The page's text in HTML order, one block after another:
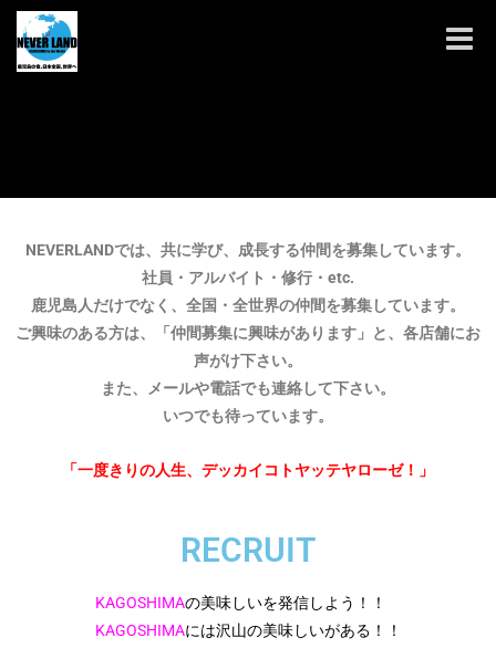
Toggle
NEVERLANDでは、共に学び、成長する仲間を募集しています。
社員・アルバイト・修行・etc.
鹿児島人だけでなく、全国・全世界の仲間を募集しています。
ご興味のある方は、「仲間募集に興味があります」と、各店舗にお
声がけ下さい。
また、メールや電話でも連絡して下さい。
いつでも待っています。
「一度きりの人生、デッカイコトヤッテヤローゼ！」
RECRUIT
KAGOSHIMAの美味しいを発信しよう！！
KAGOSHIMAには沢山の美味しいがある！！